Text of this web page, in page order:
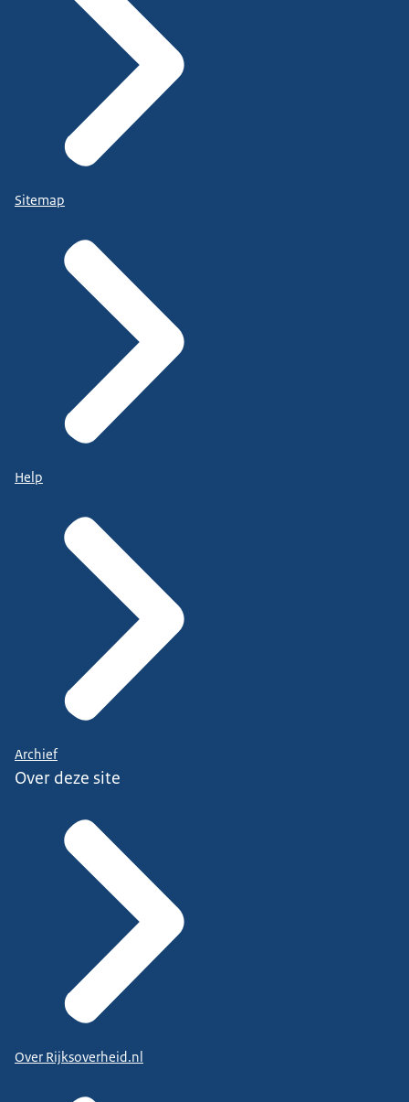
Sitemap
Help
Archief
Over deze site
Over Rijksoverheid.nl